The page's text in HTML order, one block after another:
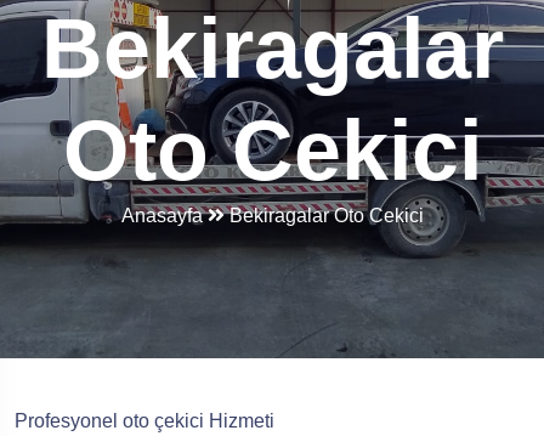
Bekiragalar
Oto Cekici
Anasayfa Bekiragalar Oto Cekici
Profesyonel oto çekici Hizmeti